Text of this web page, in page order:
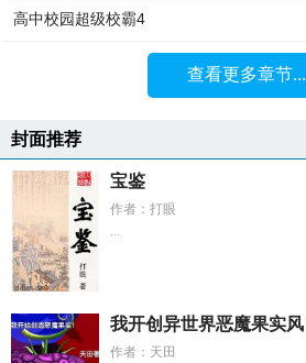
高中校园超级校霸4
查看更多章节...
封面推荐
宝鉴
作者：打眼
...
我开创异世界恶魔果实风
作者：天田